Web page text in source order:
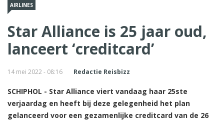
AIRLINES
Star Alliance is 25 jaar oud,
lanceert ‘creditcard’
14 mei 2022 - 08:16 Redactie Reisbizz
SCHIPHOL - Star Alliance viert vandaag haar 25ste
verjaardag en heeft bij deze gelegenheid het plan
gelanceerd voor een gezamenlijke creditcard van de 26